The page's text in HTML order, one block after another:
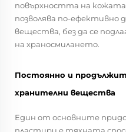
повърхността на кожата
позволява по-ефективно
вещества, без да се
на храносмилането.
Постоянно и
хранителни вещества
Един от основните